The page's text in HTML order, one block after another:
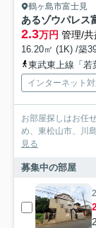
鶴ヶ島市富士見
あるゾウパレス
2.3万円 管理/
16.20㎡ (1K) /築
東武東上線「若
インターネット
お部屋探しはお任
め、東松山市、川
見る
募集中の部屋